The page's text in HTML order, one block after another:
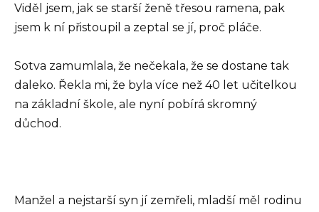
Viděl jsem, jak se starší ženě třesou ramena, pak
jsem k ní přistoupil a zeptal se jí, proč pláče.
Sotva zamumlala, že nečekala, že se dostane tak
daleko. Řekla mi, že byla více než 40 let učitelkou
na základní škole, ale nyní pobírá skromný
důchod.
Manžel a nejstarší syn jí zemřeli, mladší měl rodinu